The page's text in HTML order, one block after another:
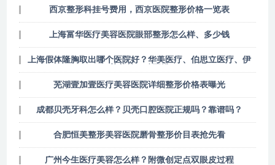
西京整形科挂号费用，西京医院整形价格一览表
上海富华医疗美容医院眼部整形怎么样、多少钱
上海假体隆胸取出哪个医院好？华美医疗、伯思立医疗、伊
芜湖壹加壹医疗美容医院详细整形价格表曝光
成都贝壳牙科怎么样？贝壳口腔医院正规吗？靠谱吗？
合肥恒美整形美容医院磨骨整形价目表抢先看
广州今生医疗美容怎么样？附微创定点双眼皮过程